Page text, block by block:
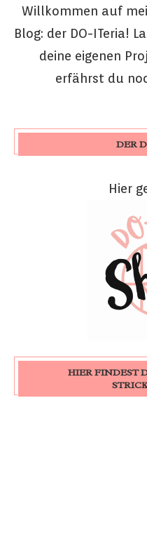
Willkommen auf
Blog: der DO-ITeria!
deine eigenen
erfährst du
DER
Hier
HIER FINDEST